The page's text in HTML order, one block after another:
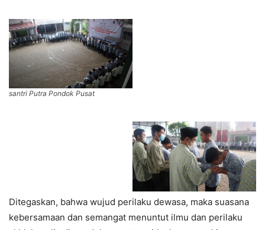
santri Putra Pondok Pusat
Ditegaskan, bahwa wujud perilaku dewasa, maka suasana
kebersamaan dan semangat menuntut ilmu dan perilaku